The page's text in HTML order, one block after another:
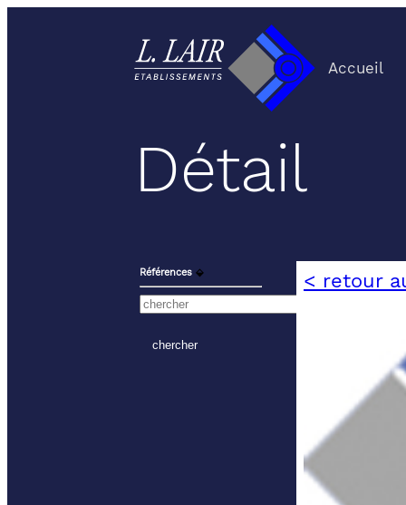
Accueil
Détail
Références ⬙ < retour